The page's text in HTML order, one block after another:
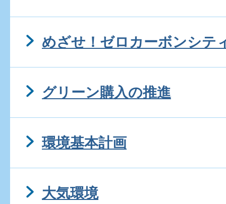
めざせ！ゼロカーボンシテ
グリーン購入の推進
環境基本計画
大気環境